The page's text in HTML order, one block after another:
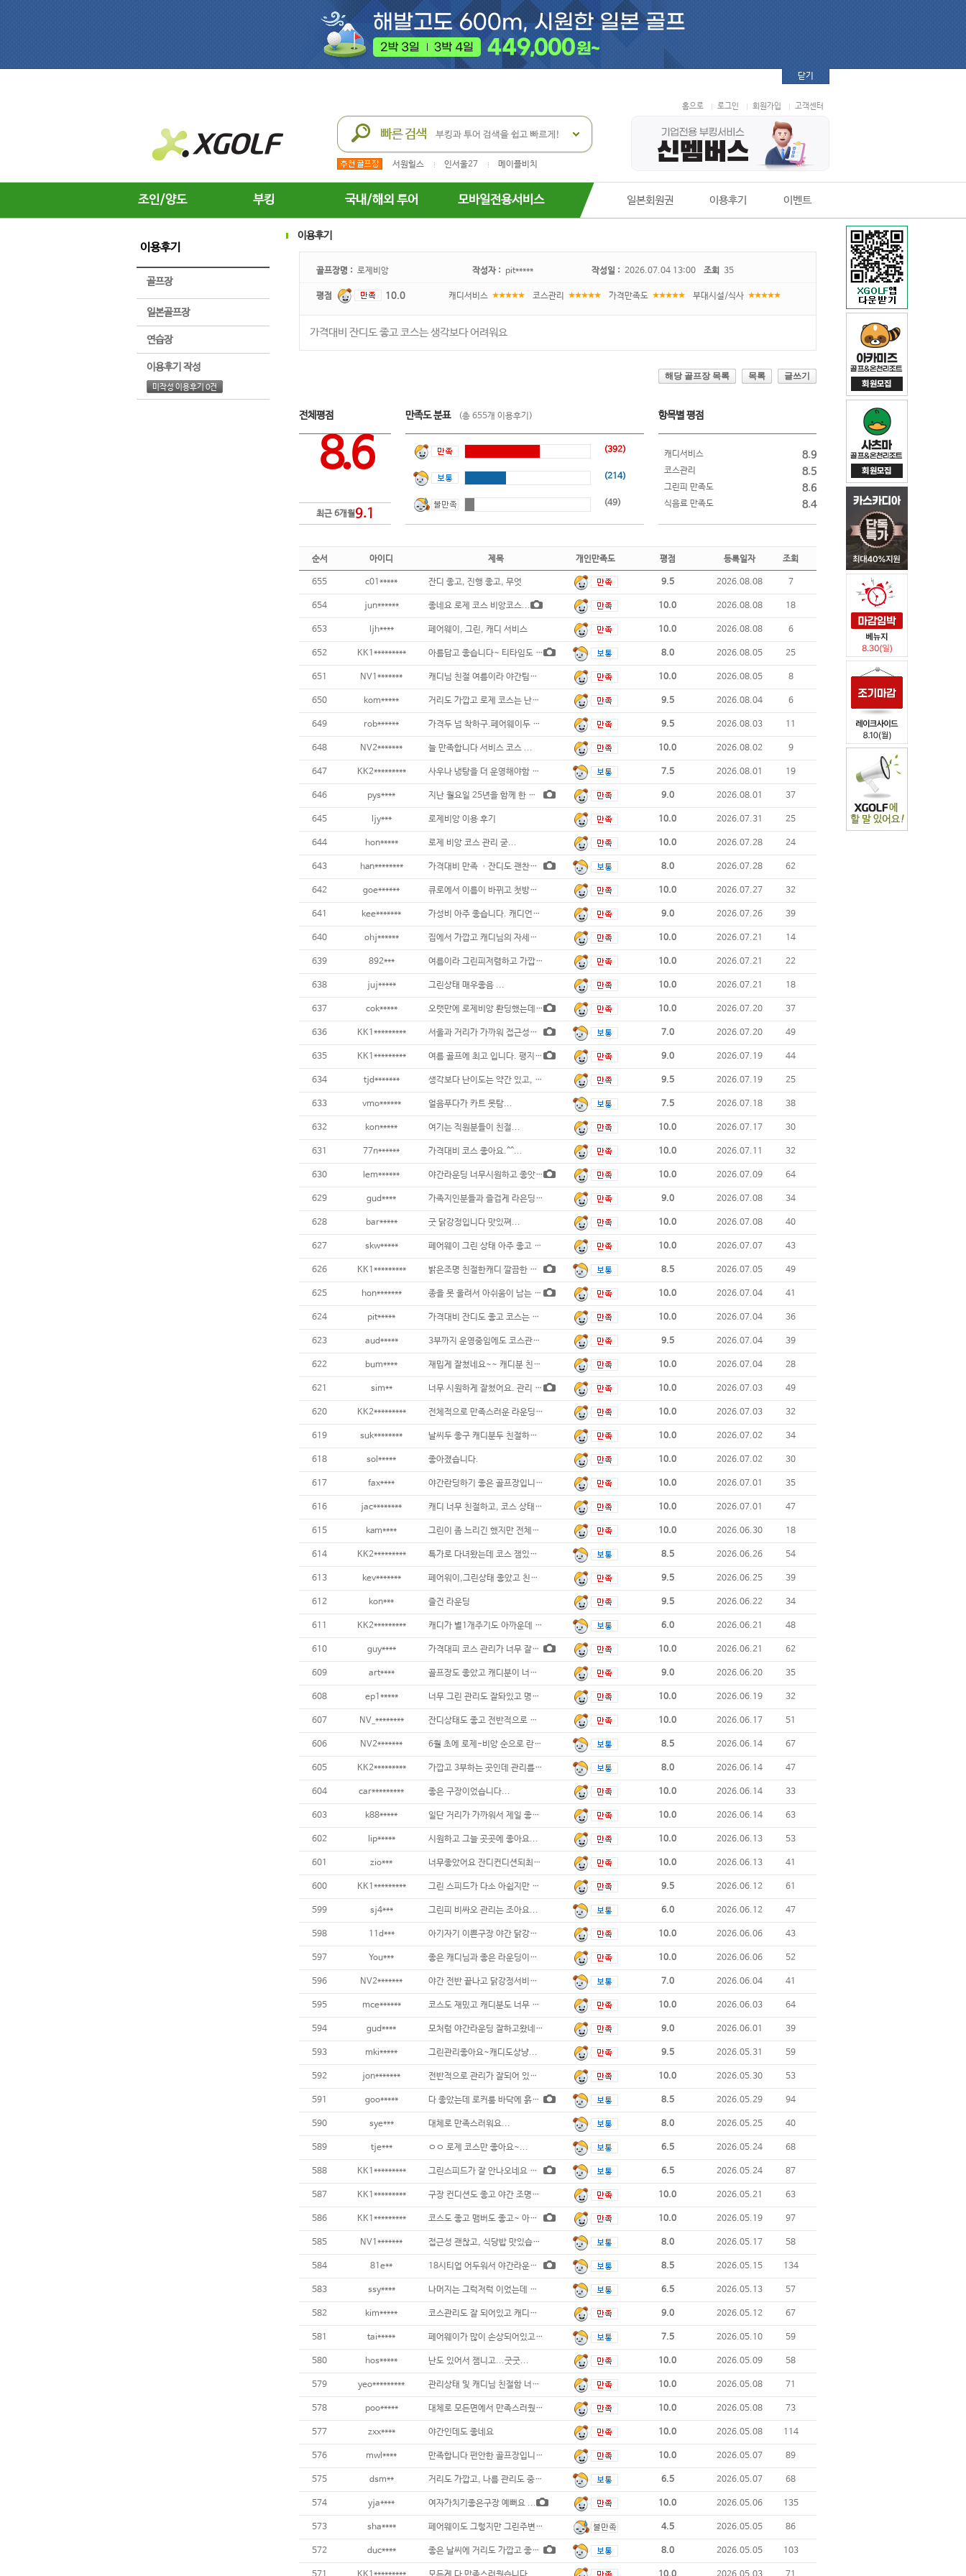
닫기
서원힐스 인서울27 메이플비치
홈으로 로그인 회원가입 고객센터
조인/양도 부킹 국내/해외 투어 모바일전용서비스 일본회원권 이용후기 이벤트
이용후기
골프장
일본골프장
연습장
이용후기 작성
미작성 이용후기 0건
이용후기
골프장명 : 로제비앙 작성자 : pit***** 작성일 : 2026.07.04 13:00 조회 35
평점 10.0 캐디서비스 코스관리 가격만족도 부대시설/식사
가격대비 잔디도 좋고 코스는 생각보다 어려워요
해당 골프장 목록 목록 글쓰기
전체평점
8.6
최근 6개월9.1
만족도 분표 (총 655개 이용후기)
(392)
(214)
(49)
항목별 평점
캐디서비스 8.9
코스관리 8.5
그린피 만족도 8.6
식음료 만족도 8.4
순서 아이디 제목 개인만족도 평점 등록일자 조회
655 c01***** 잔디 좋고, 진행 좋고, 무엇 9.5 2026.08.08 7
654 jun****** 좋네요 로제 코스 비앙코스... 10.0 2026.08.08 18
653 ljh**** 페어웨이, 그린, 캐디 서비스 10.0 2026.08.08 6
652 KK1********* 아름답고 좋습니다~ 티타임도 밀리지 않고~ 8.0 2026.08.05 25
651 NV1******* 캐디님 친절 여름이라 야간팀이 많은지 조금 10.0 2026.08.05 8
650 kom***** 거리도 가깝고 로제 코스는 난이도와 재미가 9.5 2026.08.04 6
649 rob****** 가격두 넘 착하구.페어웨이두 잘 관리되어있구 9.5 2026.08.03 11
648 NV2******* 늘 만족합니다 서비스 코스 ... 10.0 2026.08.02 9
647 KK2********* 사우나 냉탕을 더 운영해야함 27홀에 사람 7.5 2026.08.01 19
646 pys**** 지난 월요일 25년을 함께 한 골프친구와 9.0 2026.08.01 37
645 ljy*** 로제비앙 이용 후기 10.0 2026.07.31 25
644 hon***** 로제 비앙 코스 관리 굳... 10.0 2026.07.28 24
643 han******** 가격대비 만족 ㆍ잔디도 괜찬고 아이스크림도 8.0 2026.07.28 62
642 goe****** 큐로에서 이름이 바뀌고 첫방문 생각했던것보다 10.0 2026.07.27 32
641 kee******* 가성비 아주 좋습니다. 캐디언니가 아주 훌륭 9.0 2026.07.26 39
640 ohj****** 집에서 가깝고 캐디님의 자세햐 코스 설명에 10.0 2026.07.21 14
639 892*** 여름이라 그린피저렴하고 가깝고!?^^ 좋네 10.0 2026.07.21 22
638 juj***** 그린상태 매우좋음 ... 10.0 2026.07.21 18
637 cok***** 오랫만에 로제비앙 롼딩했는데 코스관리도 그린 10.0 2026.07.20 37
636 KK1********* 서울과 거리가 가까워 접근성이 좋네요 관리 7.0 2026.07.20 49
635 KK1********* 여름 골프에 최고 입니다. 평지보다 정말 9.0 2026.07.19 44
634 tjd******* 생각보다 난이도는 약간 있고, 캐디분 9.5 2026.07.19 25
633 vmo****** 얼음푸다가 카트 못탐... 7.5 2026.07.18 38
632 kon***** 여기는 직원분들이 친절... 10.0 2026.07.17 30
631 77n****** 가격대비 코스 좋아요.^^... 10.0 2026.07.11 32
630 lem****** 야간라운딩 너무시원하고 좋앗어요 서비스로 10.0 2026.07.09 64
629 gud**** 가족지인분들과 즐겁게 라은딩했어요 야간골프 9.0 2026.07.08 34
628 bar***** 굿 닭강정입니다 맛있쪄... 10.0 2026.07.08 40
627 skw***** 페어웨이 그린 상태 아주 좋고 중간 간식도 10.0 2026.07.07 43
626 KK1********* 밝은조명 친절한캐디 깔끔한 코스관리로 만족도 8.5 2026.07.05 49
625 hon******* 종을 못 울려서 아쉬움이 남는 라운딩이었네요 10.0 2026.07.04 41
624 pit***** 가격대비 잔디도 좋고 코스는 생각보다 어려워 10.0 2026.07.04 36
623 aud***** 3부까지 운영중임에도 코스관리가 잘되어 있습 9.5 2026.07.04 39
622 bum**** 재밉게 잘쳤네요~~ 캐디분 친절하고 서울근 10.0 2026.07.04 28
621 sim** 너무 시원하게 잘쳤어요. 관리 넘 잘되있구요 10.0 2026.07.03 49
620 KK2********* 전체적으로 만족스러운 라운딩이었습니다... 10.0 2026.07.03 32
619 suk******** 날씨두 좋구 캐디분두 친절하구 즐건시간 이 10.0 2026.07.02 34
618 sol***** 좋아졌습니다. 10.0 2026.07.02 30
617 fax**** 야간란딩하기 좋은 골프장입니다~... 10.0 2026.07.01 35
616 jac******** 캐디 너무 친절하고, 코스 상태도 좋 10.0 2026.07.01 47
615 kam**** 그린이 좀 느리긴 했지만 전체적으로 아기자기 10.0 2026.06.30 18
614 KK2********* 특가로 다녀왔는데 코스 잼있고 관리 잘 되어 8.5 2026.06.26 54
613 kev******* 페어워이,그린상태 좋았고 친절한 캐 9.5 2026.06.25 39
612 kon*** 즐건 라운딩 9.5 2026.06.22 34
611 KK2********* 캐디가 별1개주기도 아까운데 0점이 안되서 6.0 2026.06.21 48
610 guy**** 가격대피 코스 관리가 너무 잘되어 있었음 ~ 10.0 2026.06.21 62
609 art**** 골프장도 좋았고 캐디분이 너무 잘해주셔서 9.0 2026.06.20 35
608 ep1***** 너무 그린 관리도 잘돠있고 명품구장입니다 코 10.0 2026.06.19 32
607 NV_******** 잔디상태도 좋고 전반적으로 좋아요... 10.0 2026.06.17 51
606 NV2******* 6월 초에 로제-비앙 순으로 란딩 다녀왔는데 8.5 2026.06.14 67
605 KK2********* 가깝고 3부하는 곳인데 관리를 잘함 캐디실 8.0 2026.06.14 47
604 car********* 좋은 구장이었습니다... 10.0 2026.06.14 33
603 k88***** 일단 거리가 가까워서 제일 좋았구요. 캐디님 10.0 2026.06.14 63
602 lip***** 시원하고 그늘 곳곳에 좋아요... 10.0 2026.06.13 53
601 zio*** 너무좋았어요 잔디컨디션되최고 캐디님도 최 10.0 2026.06.13 41
600 KK1********* 그린 스피드가 다소 아쉽지만 전반적인 코스관 9.5 2026.06.12 61
599 sj4*** 그린피 비싸오 관리는 조아요... 6.0 2026.06.12 47
598 11d*** 아기자기 이쁜구장 야간 닭강정 맛집이에영. 10.0 2026.06.06 43
597 You*** 좋은 캐디님과 좋은 라운딩이었습니다... 10.0 2026.06.06 52
596 NV2******* 야간 전반 끝나고 닭강정서비스 너무 좋습니다 7.0 2026.06.04 41
595 mce****** 코스도 재밌고 캐디분도 너무 친절했습니다 10.0 2026.06.03 64
594 gud**** 모처럼 야간라운딩 잘하고왔네요 코스 괜찮고 9.0 2026.06.01 39
593 mki***** 그린관리좋아요~캐디도상냥... 9.5 2026.05.31 59
592 jon******* 전반적으로 관리가 잘되어 있어 좋았습니다 10.0 2026.05.30 53
591 goo***** 다 좋았는데 로커룸 바닥에 흙이 많았음. 8.5 2026.05.29 94
590 sye*** 대체로 만족스러워요... 8.0 2026.05.25 40
589 tje*** ㅇㅇ 로제 코스만 좋아요~... 6.5 2026.05.24 68
588 KK1********* 그린스피드가 잘 안나오네요 페어웨이는 적당 6.5 2026.05.24 87
587 KK1********* 구장 컨디션도 좋고 야간 조명도 너무 좋았어 10.0 2026.05.21 63
586 KK1********* 코스도 좋고 맴버도 좋고~ 아주 굿이에요~ 10.0 2026.05.19 97
585 NV1******* 접근성 괜찮고, 식당밥 맛있습니다.. 8.0 2026.05.17 58
584 81e** 18시티업 어두워서 야간라운딩 선호하지 8.5 2026.05.15 134
583 ssy**** 나머지는 그럭저럭 이었는데 캐디는 공도 못봐 6.5 2026.05.13 57
582 kim***** 코스관리도 잘 되어있고 캐디도 능숙하게 진행 9.0 2026.05.12 67
581 tai***** 페어웨이가 많이 손상되어있고 그린도 느린편이 7.5 2026.05.10 59
580 hos***** 난도 있어서 잼니고...굿굿... 10.0 2026.05.09 58
579 yeo********* 관리상태 및 캐디님 친절함 너무 좋았습니다. 10.0 2026.05.08 71
578 poo***** 대체로 모든면에서 만족스러웠어요... 10.0 2026.05.08 73
577 zxx**** 야간인데도 좋네요 10.0 2026.05.08 114
576 mwl**** 만족합니다 펀안한 골프장입니다.... 10.0 2026.05.07 89
575 dsm** 거리도 가깝고, 나름 관리도 중급으로 6.5 2026.05.07 68
574 yja**** 여자가치기좋은구장 예뻐요 ... 10.0 2026.05.06 135
573 sha**** 페어웨이도 그렇지만 그린주변 흙땅 무엇보다 4.5 2026.05.05 86
572 duc**** 좋은 날씨에 거리도 가깝고 좋은 친구들과 즐 8.0 2026.05.05 103